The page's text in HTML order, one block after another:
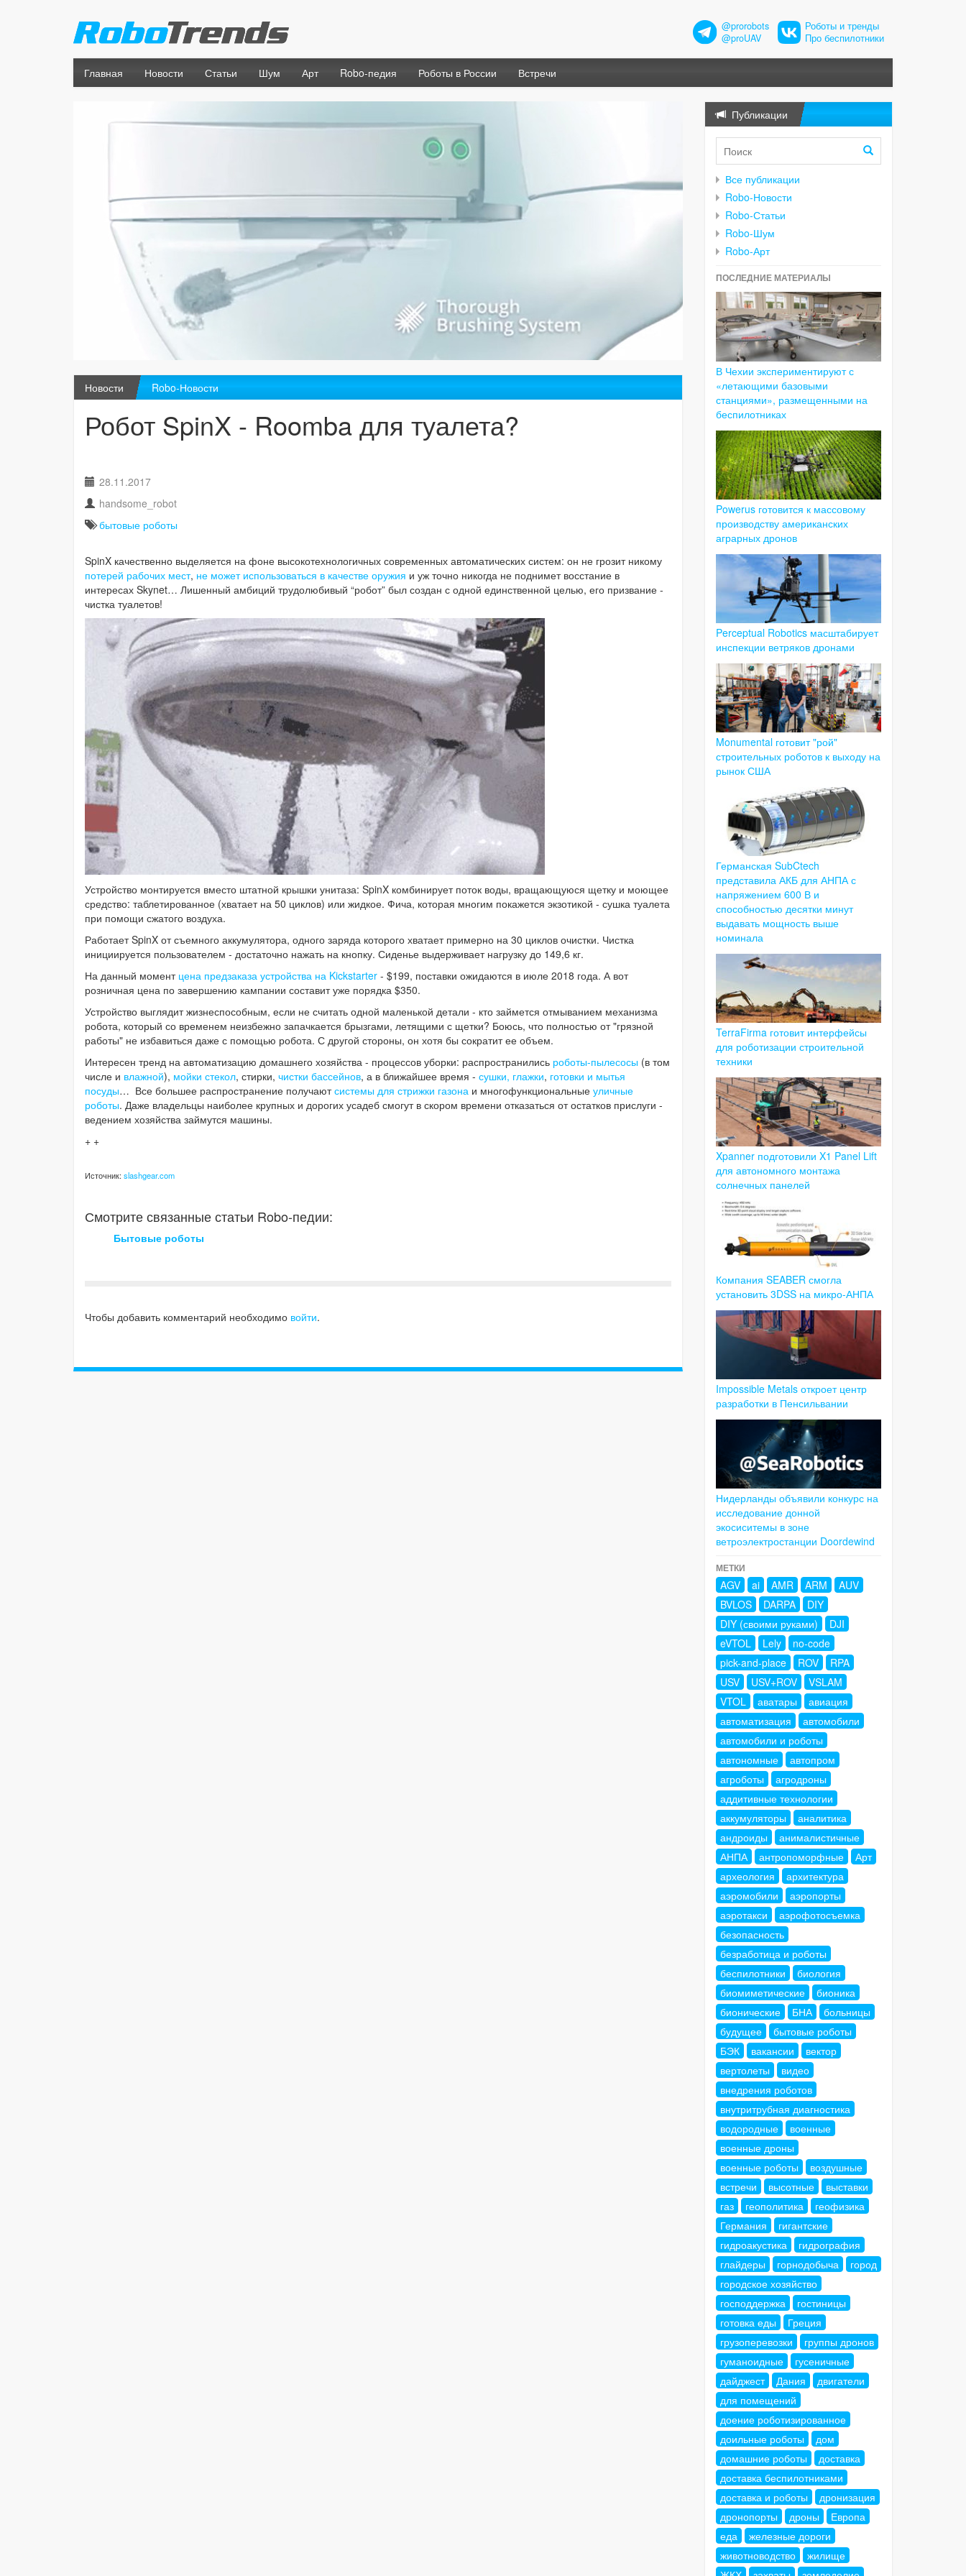
@prorobots
@proUAV
Роботы и тренды
Про беспилотники
Главная Новости Статьи Шум Арт Robo-педия Роботы в России Встречи
Новости Robo-Новости
Робот SpinX - Roomba для туалета?
28.11.2017
handsome_robot
бытовые роботы
SpinX качественно выделяется на фоне высокотехнологичных современных автоматических систем: он не грозит никому
потерей рабочих мест, не может использоваться в качестве оружия и уж точно никогда не поднимет восстание в
интересах Skynet… Лишенный амбиций трудолюбивый “робот” был создан с одной единственной целью, его призвание -
чистка туалетов!
Устройство монтируется вместо штатной крышки унитаза: SpinX комбинирует поток воды, вращающуюся щетку и моющее
средство: таблетированное (хватает на 50 циклов) или жидкое. Фича, которая многим покажется экзотикой - сушка туалета
при помощи сжатого воздуха.
Работает SpinX от съемного аккумулятора, одного заряда которого хватает примерно на 30 циклов очистки. Чистка
инициируется пользователем - достаточно нажать на кнопку. Сиденье выдерживает нагрузку до 149,6 кг.
На данный момент цена предзаказа устройства на Kickstarter - $199, поставки ожидаются в июле 2018 года. А вот
розничная цена по завершению кампании составит уже порядка $350.
Устройство выглядит жизнеспособным, если не считать одной маленькой детали - кто займется отмыванием механизма
робота, который со временем неизбежно запачкается брызгами, летящими с щетки? Боюсь, что полностью от "грязной
работы" не избавиться даже с помощью робота. С другой стороны, он хотя бы сократит ее объем.
Интересен тренд на автоматизацию домашнего хозяйства - процессов уборки: распространились роботы-пылесосы (в том
числе и влажной), мойки стекол, стирки, чистки бассейнов, а в ближайшее время - сушки, глажки, готовки и мытья
посуды… Все большее распространение получаютсистемы для стрижки газона и многофункциональные уличные
роботы. Даже владельцы наиболее крупных и дорогих усадеб смогут в скором времени отказаться от остатков прислуги -
ведением хозяйства займутся машины.
+ +
Источник:slashgear.com
Смотрите связанные статьи Robo-педии:
Бытовые роботы
Чтобы добавить комментарий необходимо войти.
Публикации
Все публикации
Robo-Новости
Robo-Статьи
Robo-Шум
Robo-Арт
ПОСЛЕДНИЕ МАТЕРИАЛЫ
В Чехии экспериментируют с
«летающими базовыми
станциями», размещенными на
беспилотниках
Powerus готовится к массовому
производству американских
аграрных дронов
Perceptual Robotics масштабирует
инспекции ветряков дронами
Monumental готовит "рой"
строительных роботов к выходу на
рынок США
Германская SubCtech
представила АКБ для АНПА с
напряжением 600 В и
способностью десятки минут
выдавать мощность выше
номинала
TerraFirma готовит интерфейсы
для роботизации строительной
техники
Xpanner подготовили X1 Panel Lift
для автономного монтажа
солнечных панелей
Компания SEABER смогла
установить 3DSS на микро-АНПА
Impossible Metals откроет центр
разработки в Пенсильвании
Нидерланды объявили конкурс на
исследование донной
экосиситемы в зоне
ветроэлектростанции Doordewind
МЕТКИ
AGV ai AMR ARM
AUV
BVLOS
DARPA
DIY
DIY (своими руками)
DJI
eVTOL
Lely
no-code
pick-and-place
ROV
RPA
USV
USV+ROV
VSLAM
VTOL
аватары
авиация
автоматизация
автомобили
автомобили и роботы
автономные
автопром
агроботы
агродроны
аддитивные технологии
аккумуляторы
аналитика
андроиды
анималистичные
АНПА
антропоморфные
Арт
археология
архитектура
аэромобили
аэропорты
аэротакси
аэрофотосъемка
безопасность
безработица и роботы
беспилотники
биология
биомиметические
бионика
бионические
БНА
больницы
будущее
бытовые роботы
БЭК
вакансии
вектор
вертолеты
видео
внедрения роботов
внутритрубная диагностика
водородные
военные
военные дроны
военные роботы
воздушные
встречи
высотные
выставки
газ
геополитика
геофизика
Германия
гигантские
гидроакустика
гидрография
глайдеры
горнодобыча
город
городское хозяйство
господдержка
гостиницы
готовка еды
Греция
грузоперевозки
группы дронов
гуманоидные
гусеничные
дайджест
Дания
двигатели
для помещений
доение роботизированное
доильные роботы
дом
домашние роботы
доставка
доставка беспилотниками
доставка и роботы
дронизация
дронопорты
дроны
Европа
еда
железные дороги
животноводство
жилище